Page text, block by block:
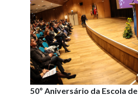
50º Aniversário da Escola de